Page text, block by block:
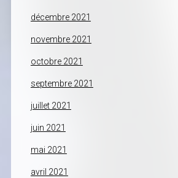
décembre 2021
novembre 2021
octobre 2021
septembre 2021
juillet 2021
juin 2021
mai 2021
avril 2021